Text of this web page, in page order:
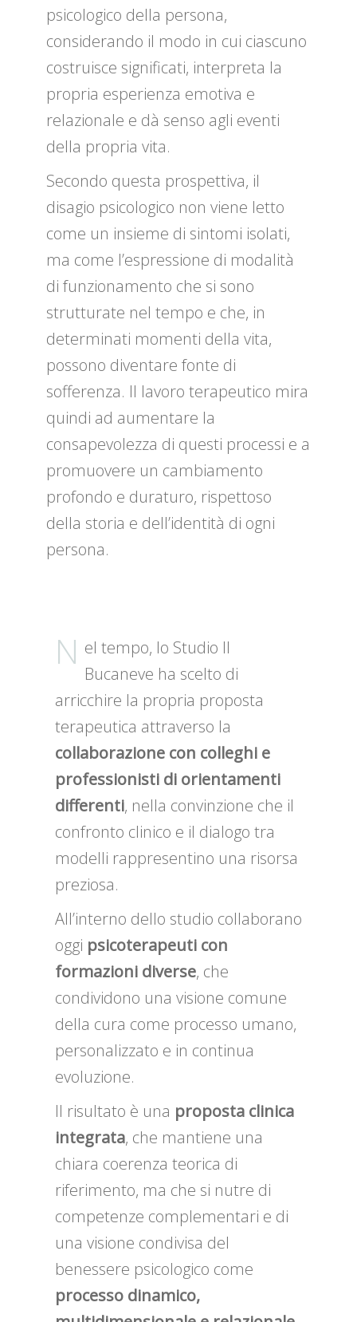
psicologico della persona,
considerando il modo in cui ciascuno
costruisce significati, interpreta la
propria esperienza emotiva e
relazionale e dà senso agli eventi
della propria vita.
Secondo questa prospettiva, il
disagio psicologico non viene letto
come un insieme di sintomi isolati,
ma come l’espressione di modalità
di funzionamento che si sono
strutturate nel tempo e che, in
determinati momenti della vita,
possono diventare fonte di
sofferenza. Il lavoro terapeutico mira
quindi ad aumentare la
consapevolezza di questi processi e a
promuovere un cambiamento
profondo e duraturo, rispettoso
della storia e dell’identità di ogni
persona.
N el tempo, lo Studio Il
Bucaneve ha scelto di
arricchire la propria proposta
terapeutica attraverso la
collaborazione con colleghi e
professionisti di orientamenti
differenti, nella convinzione che il
confronto clinico e il dialogo tra
modelli rappresentino una risorsa
preziosa.
All’interno dello studio collaborano
oggi psicoterapeuti con
formazioni diverse, che
condividono una visione comune
della cura come processo umano,
personalizzato e in continua
evoluzione.
Il risultato è una proposta clinica
integrata, che mantiene una
chiara coerenza teorica di
riferimento, ma che si nutre di
competenze complementari e di
una visione condivisa del
benessere psicologico come
processo dinamico,